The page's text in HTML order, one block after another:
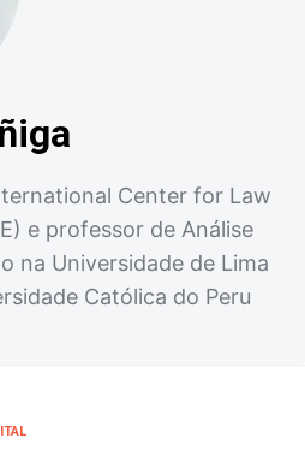
Center for Law
e professor de Análise
na Universidade de Lima
Católica do Peru